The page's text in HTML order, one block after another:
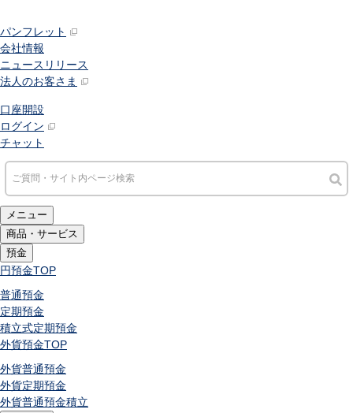
パンフレット
会社情報
ニュースリリース
法人のお客さま
口座開設
ログイン
チャット
メニュー
商品・サービス
預金
円預金TOP
普通預金
定期預金
積立式定期預金
外貨預金TOP
外貨普通預金
外貨定期預金
外貨普通預金積立